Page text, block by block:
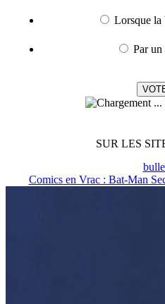
Lorsque la
Par un
SUR LES
Comics en Vrac : Bat-Man